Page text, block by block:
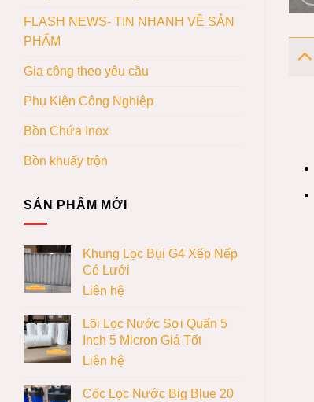
FLASH NEWS- TIN NHANH VỀ SẢN
PHẨM
Gia công theo yêu cầu
Phụ Kiện Công Nghiệp
Bồn Chứa Inox
Bồn khuấy trộn
SẢN PHẨM MỚI
Khung Lọc Bụi G4 Xếp Nếp
Có Lưới
Liên hệ
Lõi Lọc Nước Sợi Quấn 5
Inch 5 Micron Giá Tốt
Liên hệ
Cốc Lọc Nước Big Blue 20